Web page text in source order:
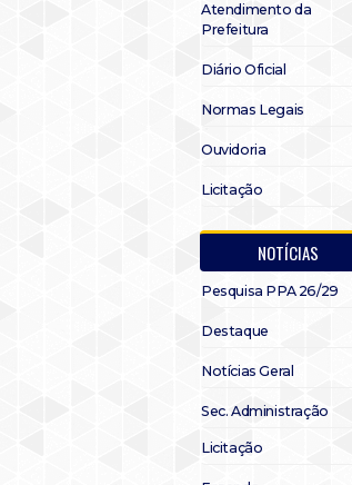
Atendimento da
Prefeitura
Diário Oficial
Normas Legais
Ouvidoria
Licitação
NOTÍCIAS
Pesquisa PPA 26/29
Destaque
Notícias Geral
Sec. Administração
Licitação